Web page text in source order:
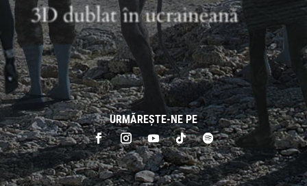
3D dublat în ucraineană
URMĂREȘTE-NE PE